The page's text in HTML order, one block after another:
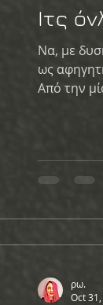
Ιτς
Να, με
ως
Από την
ρω.
Oct